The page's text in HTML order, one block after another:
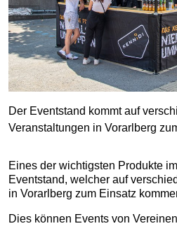
Der Eventstand kommt auf
Veranstaltungen in Vorarlberg
Eines der wichtigsten Produkte
Eventstand, welcher auf
in Vorarlberg zum Einsatz
Dies können Events von